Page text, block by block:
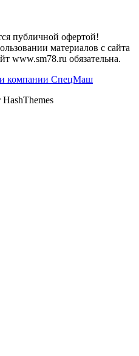
публичной офертой!
материалов с сайта
www.sm78.ru обязательна.
компании СпецМаш
HashThemes